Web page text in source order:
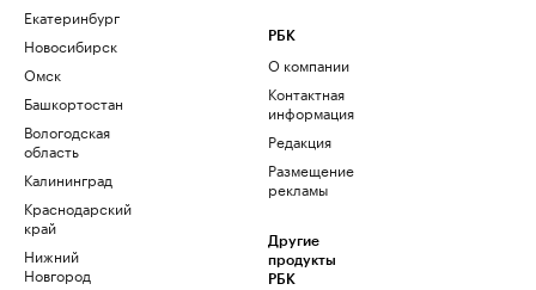
Екатеринбург
Новосибирск
Омск
Башкортостан
Вологодская
область
Калининград
Краснодарский
край
Нижний
Новгород
РБК
О компании
Контактная
информация
Редакция
Размещение
рекламы
Другие
продукты
РБК